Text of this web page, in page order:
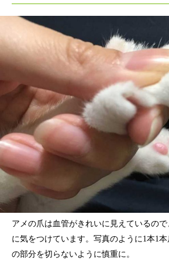
アメの爪は血管がきれいに見えているの
に気をつけています。写真のように1本1
の部分を切らないように慎重に。